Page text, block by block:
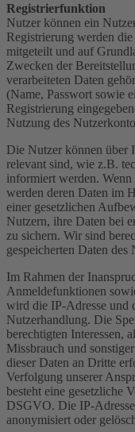
Registrierfunktion
Nutzer können ein
Registrierung werden
mitgeteilt und auf
Zwecken der
verarbeiteten Daten
(Name, Passwort sowie
Registrierung
Nutzung des
Die Nutzer können über
relevant sind, wie z.B.
informiert werden.
werden deren Daten im
einer gesetzlichen
Nutzern, ihre Daten bei
zu sichern. Wir sind
gespeicherten Daten
Im Rahmen der
Anmeldefunktionen
wird die IP-Adresse und
Nutzerhandlung. Die
berechtigten Interessen,
Missbrauch und
dieser Daten an Dritte
Verfolgung unserer
besteht eine gesetzliche
DSGVO. Die IP-
anonymisiert oder